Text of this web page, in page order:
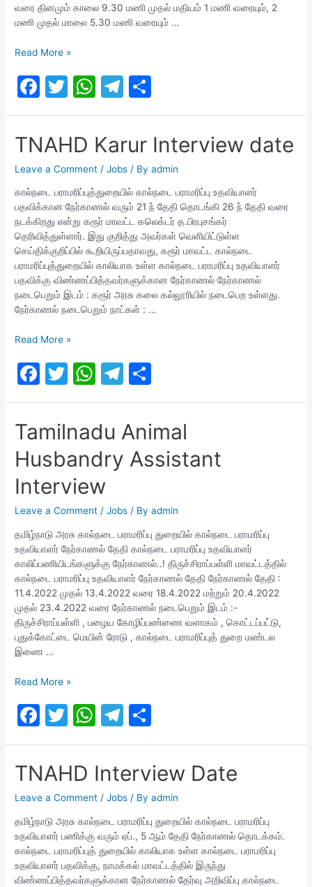
வரை தினமும் காலை 9.30 மணி முதல் மதியம் 1 மணி வரையும், 2
மணி முதல் மாலை 5.30 மணி வரையும் …
Animal
Department
Interview
Time
Read More »
F
a
c
e
b
o
o
k
T
w
itt
er
W
h
at
s
A
p
p
T
el
gr
a
m
h
ar
e
TNAHD Karur Interview date
Leave a Comment /Jobs / Byadmin
கால்நடை பராமரிப்புத்துறையில் கால்நடை பராமரிப்பு உதவியாளர்
பதவிக்கான நேர்காணல் வரும் 21 ந் தேதி தொடங்கி 26 ந் தேதி வரை
நடக்கிறது என்று கரூர் மாவட்ட கலெக்டர் த.பிரபுசங்கர்
தெரிவித்துள்ளார். இது குறித்து அவர்கள் வெளியிட்டுள்ள
செய்திக்குறிப்பில் கூறியிருப்பதாவது, கரூர் மாவட்ட கால்நடை
பராமரிப்புத்துறையில் காலியாக உள்ள கால்நடை பராமரிப்பு உதவியாளர்
பதவிக்கு விண்ணப்பித்தவர்களுக்கான நேர்காணல் நேர்காணல்
நடைபெறும் இடம் : கரூர் அரசு கலை கல்லூரியில் நடைபெற உள்ளது.
நேர்காணல் நடைபெறும் நாட்கள் : …
TNAHD
Interview
date
Read More »
F
a
e
b
o
o
k
T
w
er
W
h
at
s
A
p
p
T
el
e
gr
a
h
ar
e
Tamilnadu Animal
Husbandry Assistant
Interview
Leave a Comment /Jobs / Byadmin
தமிழ்நாடு அரசு கால்நடை பராமரிப்பு துறையில் கால்நடை பராமரிப்பு
உதவியாளர் நேர்காணல் தேதி கால்நடை பராமரிப்பு உதவியாளர்
காலிப்பணியிடங்களுக்கு நேர்காணல்..! திருச்சிராப்பள்ளி மாவட்டத்தில்
கால்நடை பராமரிப்பு உதவியாளர் நேர்காணல் தேதி நேர்காணல் தேதி :
11.4.2022 முதல் 13.4.2022 வரை 18.4.2022 மற்றும் 20.4.2022
முதல் 23.4.2022 வரை நேர்காணல் நடைபெறும் இடம் :-
திருச்சிராப்பள்ளி , பழைய கோழிப்பண்ணை வளாகம் , கொட்டப்பட்டு,
புதுக்கோட்டை மெயின் ரோடு , கால்நடை பராமரிப்புத் துறை மண்டல
இணை …
Tamilnadu
Husbandry
Assistant
Read More »
F
a
c
e
b
o
o
k
T
w
itt
er
W
h
at
s
A
p
p
T
el
gr
a
m
h
ar
e
TNAHD Interview Date
Leave a Comment /Jobs / Byadmin
தமிழ்நாடு அரசு கால்நடை பராமரிப்பு துறையில் கால்நடை பராமரிப்பு
உதவியாளர் பணிக்கு வரும் ஏப்., 5 ஆம் தேதி நேர்காணல் தொடக்கம்.
கால்நடை பராமரிப்புத் துறையில் காலியாக உள்ள கால்நடை பராமரிப்பு
உதவியாளர் பதவிக்கு, நாமக்கல் மாவட்டத்தில் இருந்து
விண்ணப்பித்தவர்களுக்கான நேர்காணல் தேர்வு அறிவிப்பு கால்நடை